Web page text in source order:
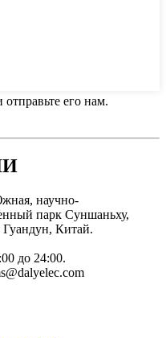
его нам.
научно-
парк Суншаньху,
Китай.
до 24:00.